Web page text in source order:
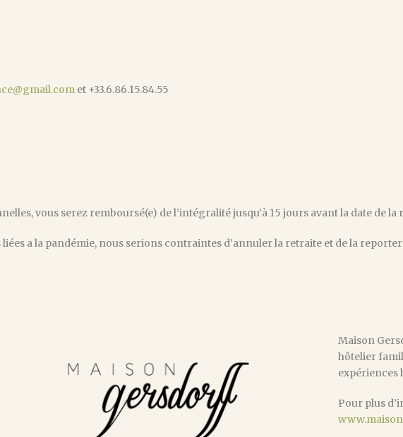
et +33.6.86.15.84.55
vous serez remboursé(e) de l’intégralité jusqu’à 15 jours avant la date de la
a la pandémie, nous serions contraintes d’annuler la retraite et de la
Maison
hôtelier
expériences
Pour plus